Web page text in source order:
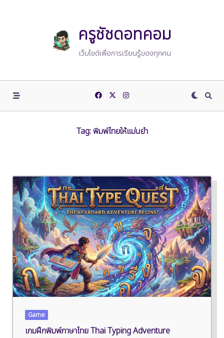
ครูชัชดอทคอม
เว็บไซต์เพื่อการเรียนรู้ของทุกคน
Tag:พิมพ์ไทยให้แม่นยำ
Game
เกมฝึกพิมพ์ภาษาไทย Thai Typing Adventure